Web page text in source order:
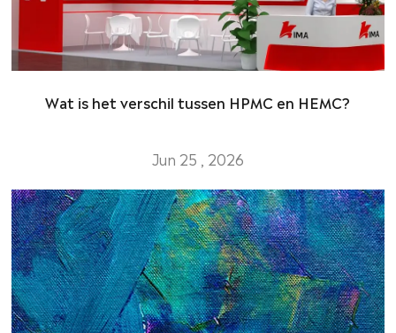
Wat is het verschil tussen HPMC en HEMC?
Jun 25 , 2026